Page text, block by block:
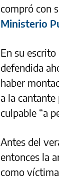
compró con
Ministerio
En su
defendida
haber
a la cantante
culpable “a
Antes del
entonces la
como